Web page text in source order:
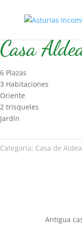
Casa
6 Plazas
3 Habitaciones
Oriente
2 trisqueles
Jardín
Categoría: Casa de
Antigua